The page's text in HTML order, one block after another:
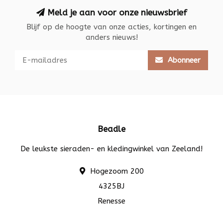
Meld je aan voor onze nieuwsbrief
Blijf op de hoogte van onze acties, kortingen en
anders nieuws!
Abonneer
Beadle
De leukste sieraden- en kledingwinkel van Zeeland!
Hogezoom 200
4325BJ
Renesse